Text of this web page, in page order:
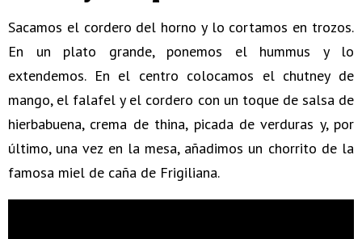
Sacamos el cordero del horno y lo cortamos en trozos.
En un plato grande, ponemos el hummus y lo
extendemos. En el centro colocamos el chutney de
mango, el falafel y el cordero con un toque de salsa de
hierbabuena, crema de thina, picada de verduras y, por
último, una vez en la mesa, añadimos un chorrito de la
famosa miel de caña de Frigiliana.